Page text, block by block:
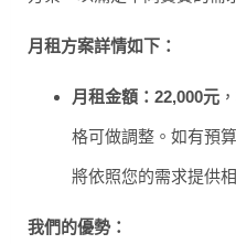
月租方案詳情如下：
月租金額：22,000元
格可做調整。如有預
將依照您的需求提供
我們的優勢：